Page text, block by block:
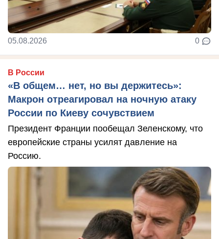
05.08.2026 0
В России
«В общем… нет, но вы держитесь»:
Макрон отреагировал на ночную атаку
России по Киеву сочувствием
Президент Франции пообещал Зеленскому, что
европейские страны усилят давление на
Россию.